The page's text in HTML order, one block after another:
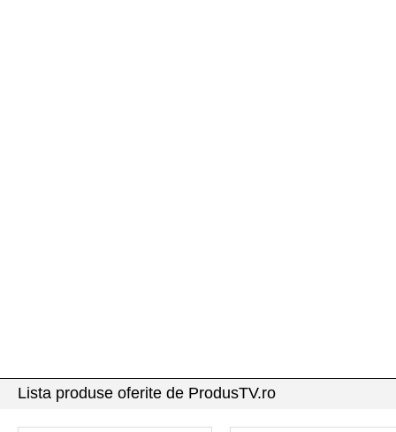
Lista produse oferite de ProdusTV.ro